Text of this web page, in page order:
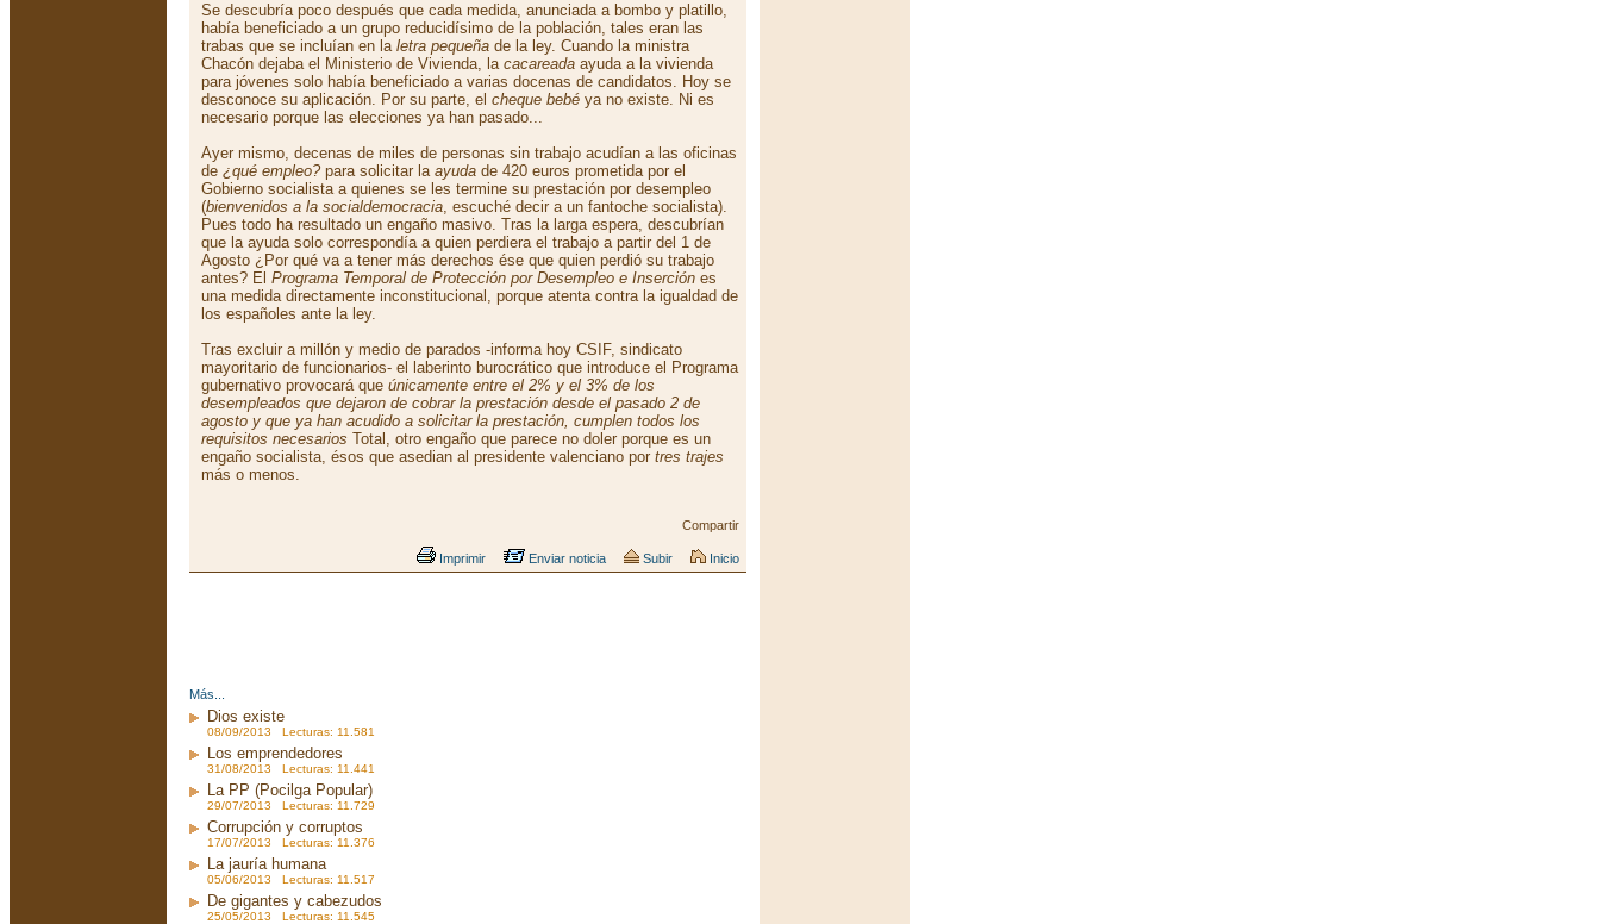
Se descubría poco después que cada medida, anunciada a bombo y platillo,
había beneficiado a un grupo reducidísimo de la población, tales eran las
trabas que se incluían en la letra pequeña de la ley. Cuando la ministra
Chacón dejaba el Ministerio de Vivienda, la cacareada ayuda a la vivienda
para jóvenes solo había beneficiado a varias docenas de candidatos. Hoy se
desconoce su aplicación. Por su parte, el cheque bebé ya no existe. Ni es
necesario porque las elecciones ya han pasado...
Ayer mismo, decenas de miles de personas sin trabajo acudían a las oficinas
de ¿qué empleo?para solicitar la ayuda de 420 euros prometida por el
Gobierno socialista a quienes se les termine su prestación por desempleo
(bienvenidos a la socialdemocracia, escuché decir a un fantoche socialista).
Pues todo ha resultado un engaño masivo. Tras la larga espera, descubrían
que la ayuda solo correspondía a quien perdiera el trabajo a partir del 1 de
Agosto ¿Por qué va a tener más derechos ése que quien perdió su trabajo
antes? El Programa Temporal de Protección por Desempleo e Inserción es
una medida directamente inconstitucional, porque atenta contra la igualdad de
los españoles ante la ley.
Tras excluir a millón y medio de parados -informa hoy CSIF, sindicato
mayoritario de funcionarios- el laberinto burocrático que introduce el Programa
gubernativo provocará que únicamente entre el 2% y el 3% de los
desempleados que dejaron de cobrar la prestación desde el pasado 2 de
agosto y que ya han acudido a solicitar la prestación, cumplen todos los
requisitos necesarios Total, otro engaño que parece no doler porque es un
engaño socialista, ésos que asedian al presidente valenciano por tres trajes
más o menos.
Compartir
Imprimir Enviar noticia Subir Inicio
Más...
Dios existe
08/09/2013 Lecturas: 11.581
Los emprendedores
31/08/2013 Lecturas: 11.441
La PP (Pocilga Popular)
29/07/2013 Lecturas: 11.729
Corrupción y corruptos
17/07/2013 Lecturas: 11.376
La jauría humana
05/06/2013 Lecturas: 11.517
De gigantes y cabezudos
25/05/2013 Lecturas: 11.545